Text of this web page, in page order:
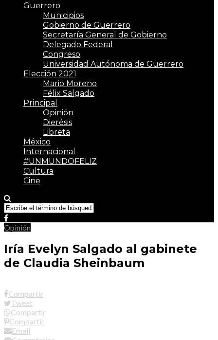
Guerrero
Municipios
Gobierno de Guerrero
Secretaría General de Gobierno
Delegado Federal
Congreso
Universidad Autónoma de Guerrero
Elección 2021
Mario Moreno
Félix Salgado
Principal
Opinión
Dierésis
Libreta
México
Internacional
#UNMUNDOFELIZ
Cultura
Cine
Opinión
Iría Evelyn Salgado al gabinete
de Claudia Sheinbaum
Compartir
Tweet
Compartir
Compartir
Email